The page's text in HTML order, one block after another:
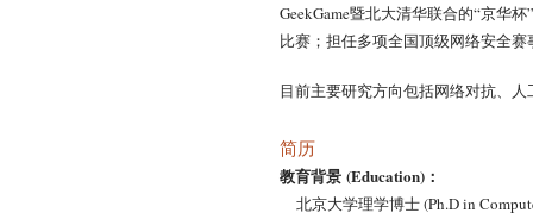
GeekGame暨北大清华联合的“京华
比赛；担任多项全国顶级网络安全
目前主要研究方向包括网络对抗、
简历
教育背景 (Education)：
北京大学理学博士 (Ph.D in